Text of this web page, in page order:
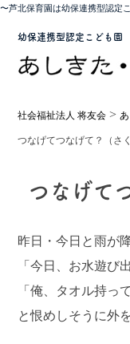
〜芦北保育園は幼保連携型認定
幼保連携型認定こども園
社会福祉法人 将友会 >
つなげてつなげて？（さく
つなげて
昨日・今日と雨が
「今日、お水遊び
「俺、タオル持っ
と恨めしそうに外